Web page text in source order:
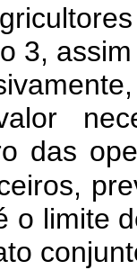
3,
das
o limite